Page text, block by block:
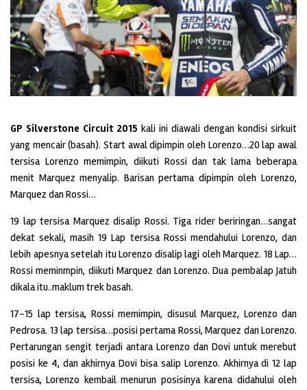
GP Silverstone Circuit 2015 kali ini diawali dengan kondisi sirkuit
yang mencair (basah). Start awal dipimpin oleh Lorenzo…20 lap awal
tersisa Lorenzo memimpin, diikuti Rossi dan tak lama beberapa
menit Marquez menyalip. Barisan pertama dipimpin oleh Lorenzo,
Marquez dan Rossi…
19 lap tersisa Marquez disalip Rossi. Tiga rider beriringan…sangat
dekat sekali, masih 19 Lap tersisa Rossi mendahului Lorenzo, dan
lebih apesnya setelah itu Lorenzo disalip lagi oleh Marquez. 18 Lap…
Rossi meminmpin, diikuti Marquez dan Lorenzo. Dua pembalap Jatuh
dikala itu..maklum trek basah.
17-15 lap tersisa, Rossi memimpin, disusul Marquez, Lorenzo dan
Pedrosa. 13 lap tersisa…posisi pertama Rossi, Marquez dan Lorenzo.
Pertarungan sengit terjadi antara Lorenzo dan Dovi untuk merebut
posisi ke 4, dan akhirnya Dovi bisa salip Lorenzo. Akhirnya di 12 lap
tersisa, Lorenzo kembail menurun posisinya karena didahului oleh